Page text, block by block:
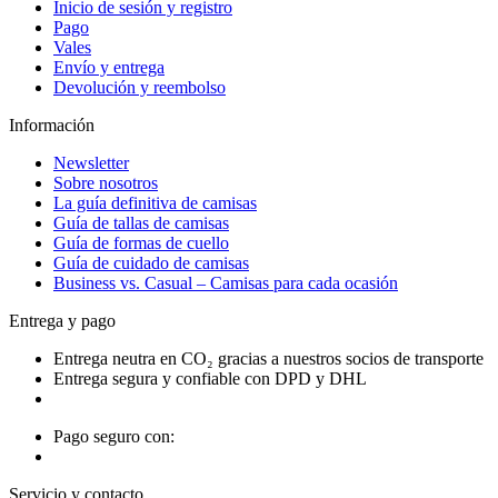
Inicio de sesión y registro
Pago
Vales
Envío y entrega
Devolución y reembolso
Información
Newsletter
Sobre nosotros
La guía definitiva de camisas
Guía de tallas de camisas
Guía de formas de cuello
Guía de cuidado de camisas
Business vs. Casual – Camisas para cada ocasión
Entrega y pago
Entrega neutra en CO₂ gracias a nuestros socios de transporte
Entrega segura y confiable con DPD y DHL
Pago seguro con:
Servicio y contacto